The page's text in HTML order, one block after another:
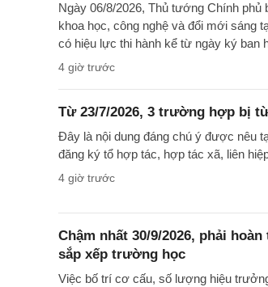
Ngày 06/8/2026, Thủ tướng Chính
khoa học, công nghệ và đổi mới sáng
có hiệu lực thi hành kể từ ngày ký ban
4 giờ trước
Từ 23/7/2026, 3 trường hợp bị
Đây là nội dung đáng chú ý được nêu
đăng ký tổ hợp tác, hợp tác xã, liên
4 giờ trước
Chậm nhất 30/9/2026, phải
sắp xếp trường học
Việc bố trí cơ cấu, số lượng hiệu